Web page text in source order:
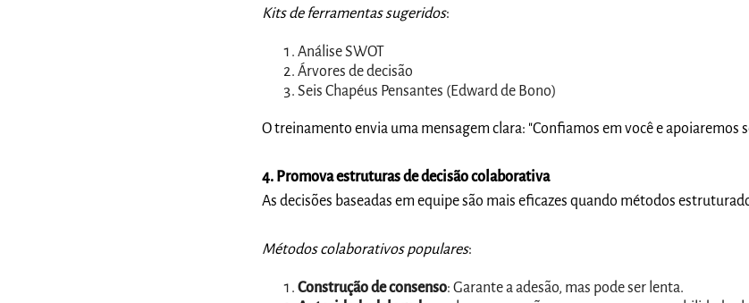
Kits de ferramentas sugeridos:
Análise SWOT
Árvores de decisão
Seis Chapéus Pensantes (Edward de Bono)
O treinamento envia uma mensagem clara: "Confiamos em você e apoiaremos
4. Promova estruturas de decisão colaborativa
As decisões baseadas em equipe são mais eficazes quando métodos
Métodos colaborativos populares:
Construção de consenso: Garante a adesão, mas pode ser lenta.